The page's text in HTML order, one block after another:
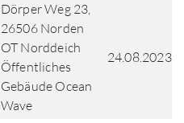
Dörper Weg 23,
26506 Norden
OT Norddeich
Öffentliches
Gebäude Ocean
Wave
24.08.2023